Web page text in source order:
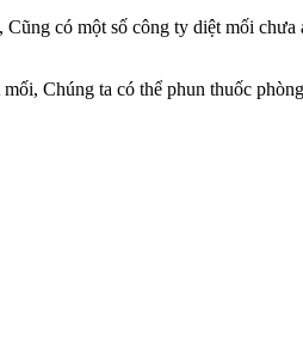
có một số công ty diệt mối
Chúng ta có thể phun thuốc